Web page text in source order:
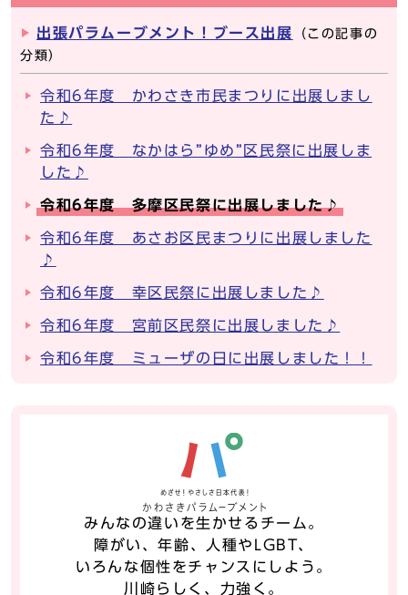
出張パラムーブメント！ブース出展
（この記事の
分類）
令和6年度 かわさき市民まつりに出展しまし
た♪
令和6年度 なかはら”ゆめ”区民祭に出展しま
した♪
令和6年度 多摩区民祭に出展しました♪
令和6年度 あさお区民まつりに出展しました
♪
令和6年度 幸区民祭に出展しました♪
令和6年度 宮前区民祭に出展しました♪
令和6年度 ミューザの日に出展しました！！
みんなの違いを生かせるチーム。
障がい、年齢、人種やLGBT、
いろんな個性をチャンスにしよう。
川崎らしく、力強く。